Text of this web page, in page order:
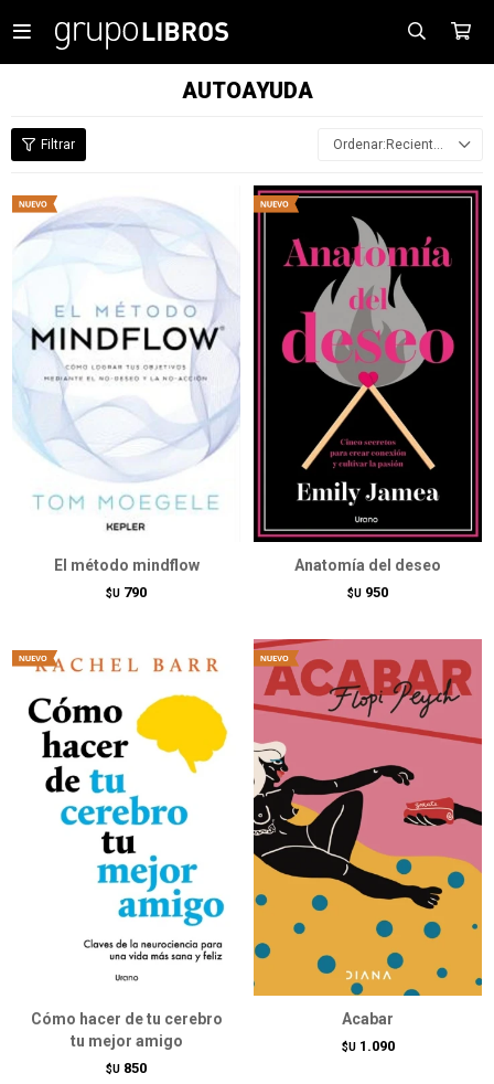

AUTOAYUDA
Recientes
El método mindflow
$U 790
Anatomía del deseo
$U 950
Cómo hacer de tu cerebro
tu mejor amigo
$U 850
Acabar
$U 1.090